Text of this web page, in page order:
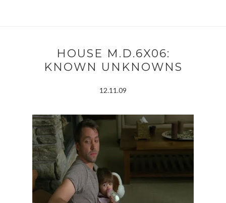
HOUSE M.D.6X06:
KNOWN UNKNOWNS
12.11.09